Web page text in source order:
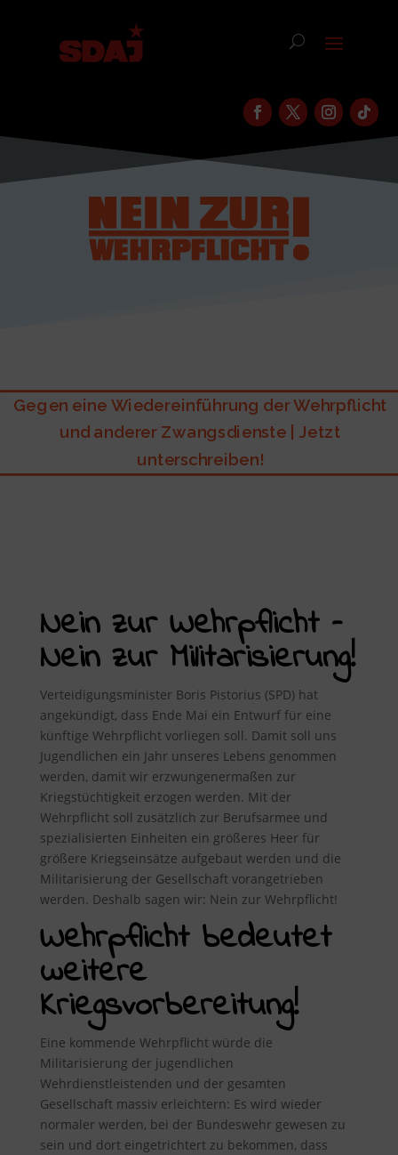
Gegen eine Wiedereinführung der Wehrpflicht
und anderer Zwangsdienste | Jetzt
unterschreiben!
Nein zur Wehrpflicht –
Nein zur Militarisierung!
Verteidigungsminister Boris Pistorius (SPD) hat
angekündigt, dass Ende Mai ein Entwurf für eine
künftige Wehrpflicht vorliegen soll. Damit soll uns
Jugendlichen ein Jahr unseres Lebens genommen
werden, damit wir erzwungenermaßen zur
Kriegstüchtigkeit erzogen werden. Mit der
Wehrpflicht soll zusätzlich zur Berufsarmee und
spezialisierten Einheiten ein größeres Heer für
größere Kriegseinsätze aufgebaut werden und die
Militarisierung der Gesellschaft vorangetrieben
werden. Deshalb sagen wir: Nein zur Wehrpflicht!
Wehrpflicht bedeutet
weitere
Kriegsvorbereitung!
Eine kommende Wehrpflicht würde die
Militarisierung der jugendlichen
Wehrdienstleistenden und der gesamten
Gesellschaft massiv erleichtern: Es wird wieder
normaler werden, bei der Bundeswehr gewesen zu
sein und dort eingetrichtert zu bekommen, dass